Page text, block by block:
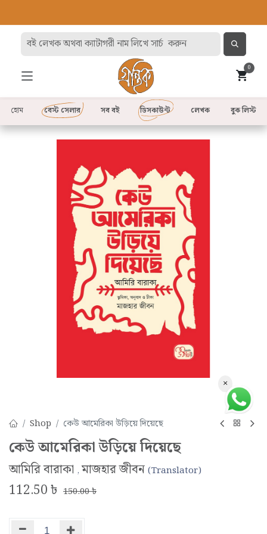
0
হোম বেস্ট সেলার সব বই লেখক
ডিসকাউন্ট বুক লিস্ট
Shop কেউ আমেরিকা উড়িয়ে দিয়েছে
কেউ আমেরিকা উড়িয়ে দিয়েছে
আমিরি বারাকা , মাজহার জীবন (Translator)
112.50৳ 150.00৳
×